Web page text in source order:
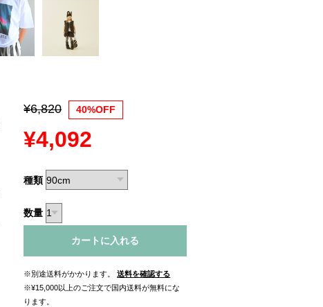
¥6,820 40%OFF
¥4,092
種類
数量
カートに入れる
※別途送料がかかります。
送料を確認する
※¥15,000以上のご注文で国内送料が無料にな
ります。